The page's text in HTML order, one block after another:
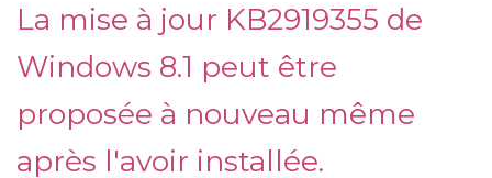
La mise à jour KB2919355 de
Windows 8.1 peut être
proposée à nouveau même
après l'avoir installée.